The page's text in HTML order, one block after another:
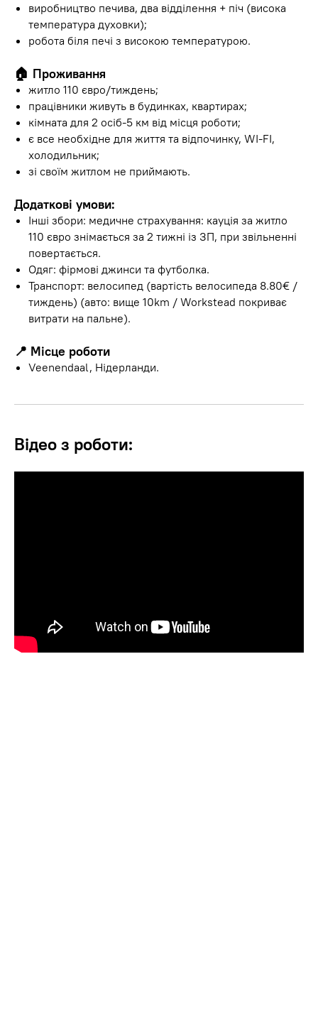
виробництво печива, два відділення + піч (висока
температура духовки);
робота біля печі з високою температурою.
🏠 Проживання
житло 110 євро/тиждень;
працівники живуть в будинках, квартирах;
кімната для 2 осіб-5 км від місця роботи;
є все необхідне для життя та відпочинку, WI-FI,
холодильник;
зі своїм житлом не приймають.
Додаткові умови:
Інші збори: медичне страхування: кауція за житло
110 євро знімається за 2 тижні із ЗП, при звільненні
повертається.
Одяг: фірмові джинси та футболка.
Транспорт: велосипед (вартість велосипеда 8.80€ /
тиждень) (авто: вище 10km / Workstead покриває
витрати на пальне).
📍 Місце роботи
Veenendaal, Нідерланди.
Відео з роботи: